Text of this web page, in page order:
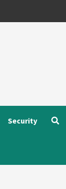
Security